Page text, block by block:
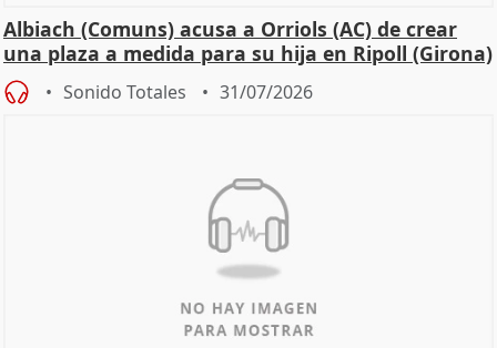
Albiach (Comuns) acusa a Orriols (AC) de crear
una plaza a medida para su hija en Ripoll (Girona)
Sonido Totales 31/07/2026